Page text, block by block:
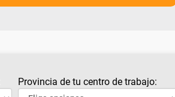
Provincia de tu centro de trabajo: